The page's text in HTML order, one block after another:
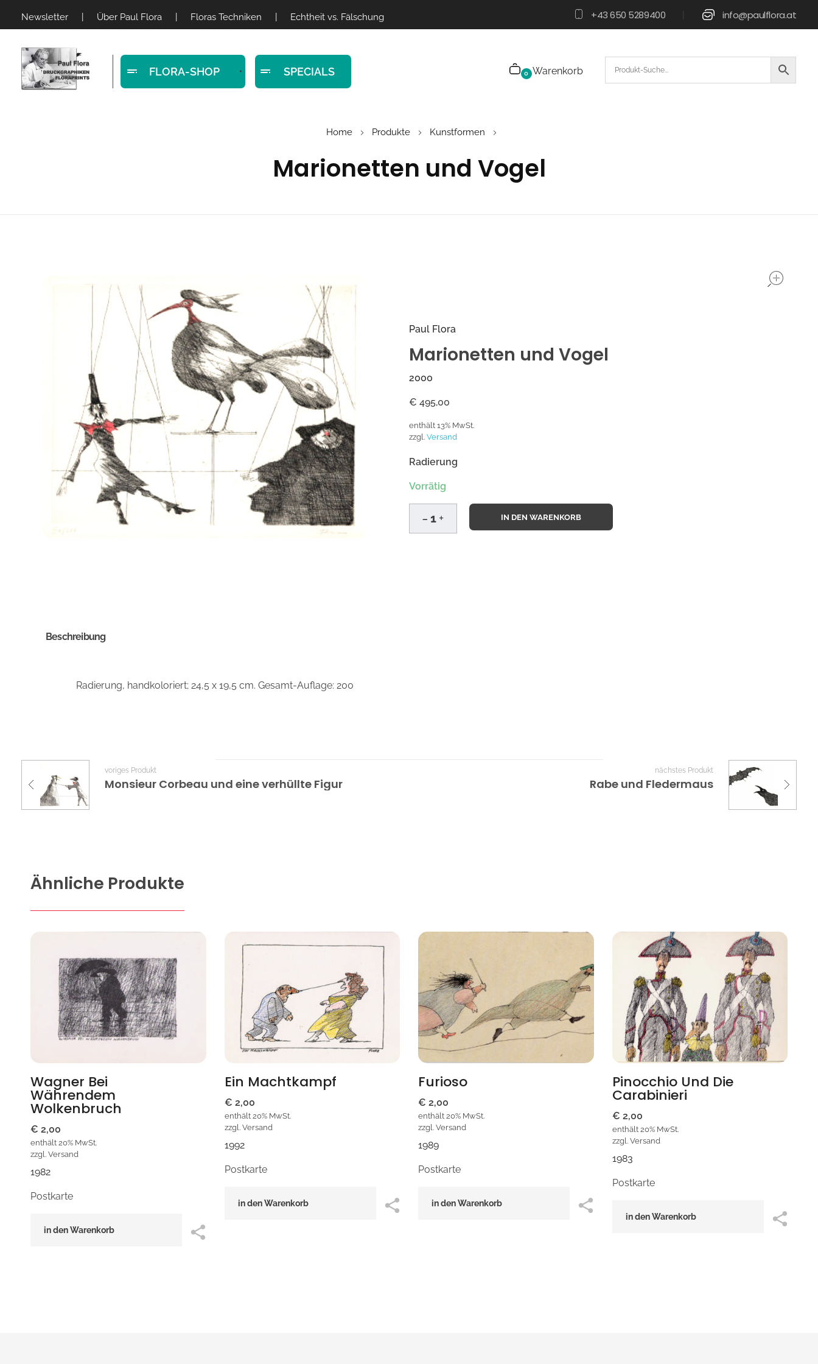
Newsletter Über Paul Flora Floras Techniken Echtheit vs. Fälschung +43 650 5289400 info@paulflora.at
FLORA-SHOP SPECIALS 0 Warenkorb
Home Produkte Kunstformen
Marionetten und Vogel
Paul Flora
Marionetten und Vogel
2000
€ 495,00
enthält 13% MwSt.
zzgl. Versand
Radierung
Vorrätig
IN DEN WARENKORB
Beschreibung
Radierung, handkoloriert; 24,5 x 19,5 cm. Gesamt-Auflage: 200
voriges Produkt
Monsieur Corbeau und eine verhüllte Figur
nächstes Produkt
Rabe und Fledermaus
Ähnliche Produkte
Wagner Bei
Währendem
Wolkenbruch
€ 2,00
enthält 20% MwSt.
zzgl. Versand
1982
Postkarte
in den Warenkorb
Ein Machtkampf
€ 2,00
enthält 20% MwSt.
zzgl. Versand
1992
Postkarte
in den Warenkorb
Furioso
€ 2,00
enthält 20% MwSt.
zzgl. Versand
1989
Postkarte
in den Warenkorb
Pinocchio Und Die
Carabinieri
€ 2,00
enthält 20% MwSt.
zzgl. Versand
1983
Postkarte
in den Warenkorb